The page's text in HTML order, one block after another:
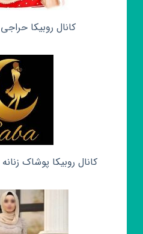
کانال روبیکا
کانال روبیکا پوشاک